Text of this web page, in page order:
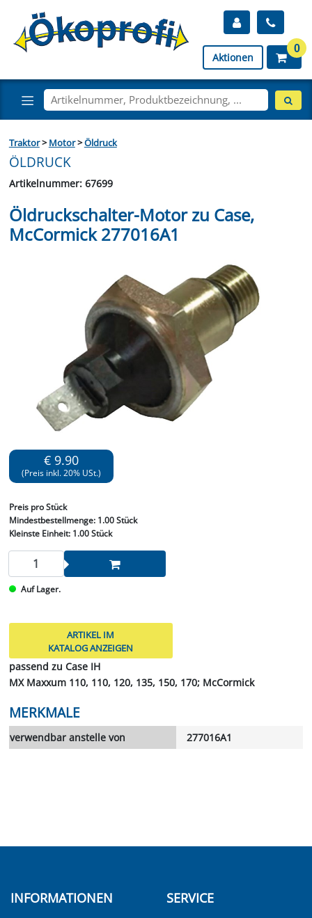
Aktionen
0
Traktor>Motor>Öldruck
ÖLDRUCK
Artikelnummer: 67699
Öldruckschalter-Motor zu Case,
McCormick 277016A1
€ 9.90
(Preis inkl. 20% USt.)
Preis pro Stück
Mindestbestellmenge: 1.00 Stück
Kleinste Einheit:1.00 Stück
Auf Lager.
ARTIKEL IM
KATALOG ANZEIGEN
passend zu Case IH
MX Maxxum 110, 110, 120, 135, 150, 170; McCormick
MERKMALE
verwendbar anstelle von 277016A1
INFORMATIONEN SERVICE